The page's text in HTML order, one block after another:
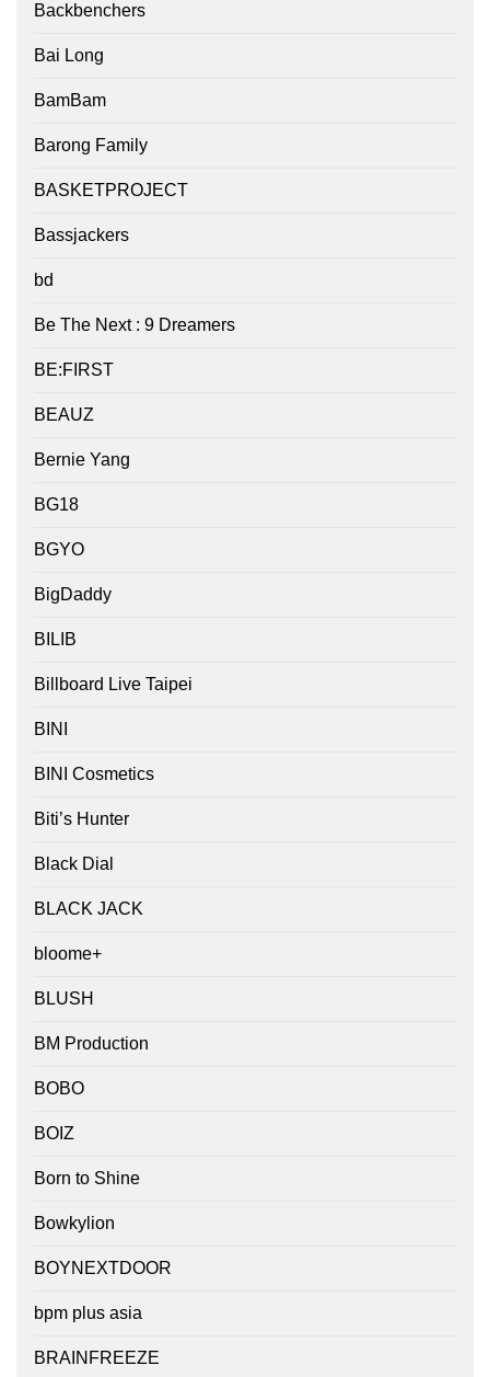
Backbenchers
Bai Long
BamBam
Barong Family
BASKETPROJECT
Bassjackers
bd
Be The Next : 9 Dreamers
BE:FIRST
BEAUZ
Bernie Yang
BG18
BGYO
BigDaddy
BILIB
Billboard Live Taipei
BINI
BINI Cosmetics
Biti’s Hunter
Black Dial
BLACK JACK
bloome+
BLUSH
BM Production
BOBO
BOIZ
Born to Shine
Bowkylion
BOYNEXTDOOR
bpm plus asia
BRAINFREEZE